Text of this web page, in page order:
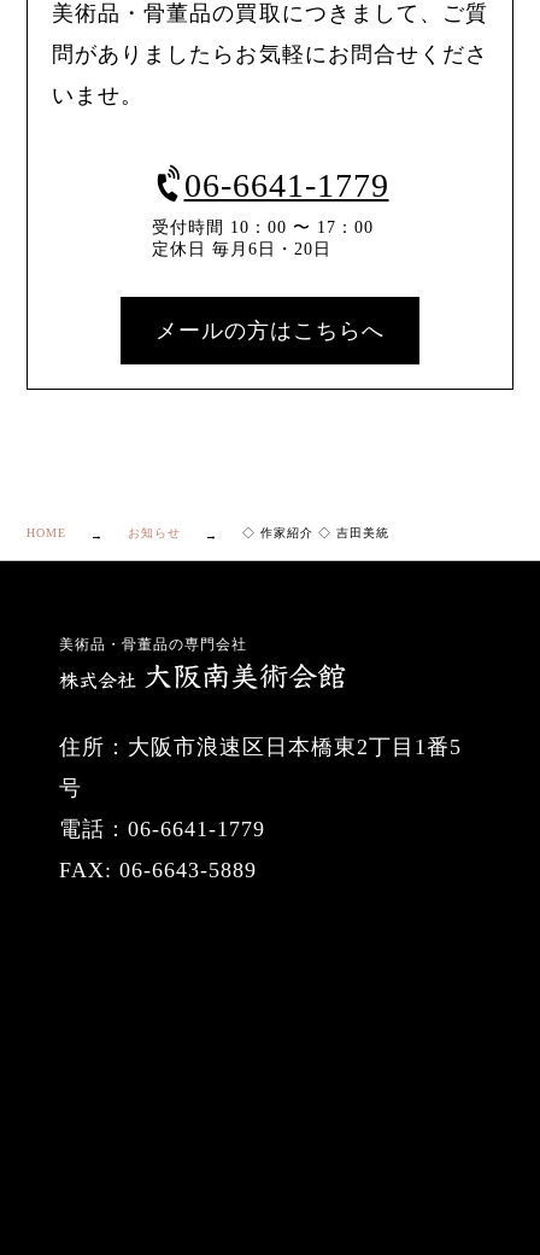
美術品・骨董品の買取につきまして、ご質
問がありましたらお気軽にお問合せくださ
いませ。
06-6641-1779
受付時間 10：00 〜 17：00
定休日 毎月6日・20日
メールの方はこちらへ
HOME お知らせ ◇ 作家紹介 ◇ 吉田美統
美術品・骨董品の専門会社
住所：大阪市浪速区日本橋東2丁目1番5
号
電話：06-6641-1779
FAX: 06-6643-5889